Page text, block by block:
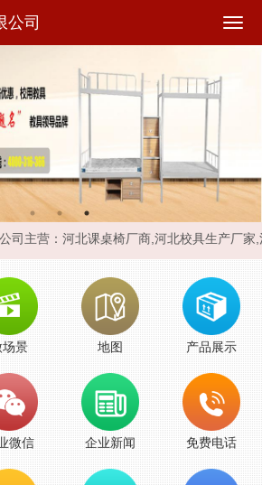
公司
公司主营：河北课桌椅厂商,河北校具生产厂家
场景 地图 产品展示
微信 企业新闻 免费电话